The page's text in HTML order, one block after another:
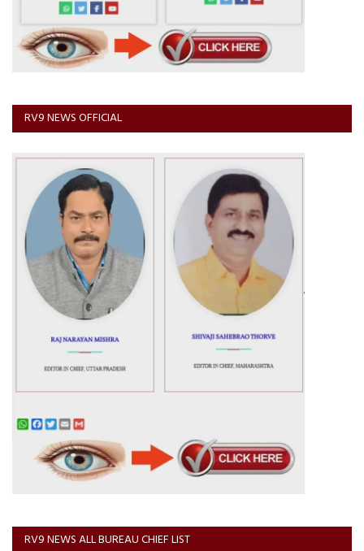
RV9 NEWS OFFICIAL
RV9 NEWS ALL BUREAU CHIEF LIST